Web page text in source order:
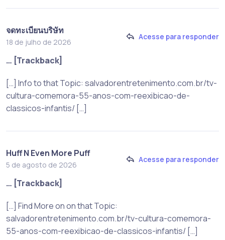
จดทะเบียนบริษัท
18 de julho de 2026
Acesse para responder
… [Trackback]
[…] Info to that Topic: salvadorentretenimento.com.br/tv-
cultura-comemora-55-anos-com-reexibicao-de-
classicos-infantis/ […]
Huff N Even More Puff
5 de agosto de 2026
Acesse para responder
… [Trackback]
[…] Find More on on that Topic:
salvadorentretenimento.com.br/tv-cultura-comemora-
55-anos-com-reexibicao-de-classicos-infantis/ […]